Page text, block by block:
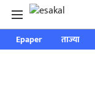
Epaper ताज्या